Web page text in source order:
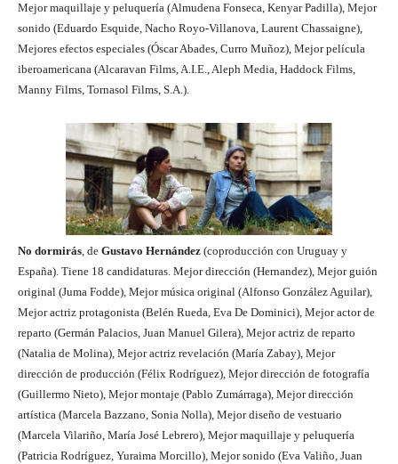
Mejor maquillaje y peluquería (Almudena Fonseca, Kenyar Padilla), Mejor
sonido (Eduardo Esquide, Nacho Royo-Villanova, Laurent Chassaigne),
Mejores efectos especiales (Óscar Abades, Curro Muñoz), Mejor película
iberoamericana (Alcaravan Films, A.I.E., Aleph Media, Haddock Films,
Manny Films, Tornasol Films, S.A.).
No dormirás, de Gustavo Hernández (coproducción con Uruguay y
España). Tiene 18 candidaturas. Mejor dirección (Hernandez), Mejor guión
original (Juma Fodde), Mejor música original (Alfonso González Aguilar),
Mejor actriz protagonista (Belén Rueda, Eva De Dominici), Mejor actor de
reparto (Germán Palacios, Juan Manuel Gilera), Mejor actriz de reparto
(Natalia de Molina), Mejor actriz revelación (María Zabay), Mejor
dirección de producción (Félix Rodríguez), Mejor dirección de fotografía
(Guillermo Nieto), Mejor montaje (Pablo Zumárraga), Mejor dirección
artística (Marcela Bazzano, Sonia Nolla), Mejor diseño de vestuario
(Marcela Vilariño, María José Lebrero), Mejor maquillaje y peluquería
(Patricia Rodríguez, Yuraima Morcillo), Mejor sonido (Eva Valiño, Juan